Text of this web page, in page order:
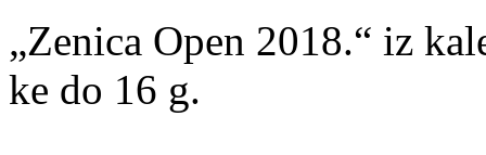
„Zenica Open 2018.“ iz
ke do 16 g.